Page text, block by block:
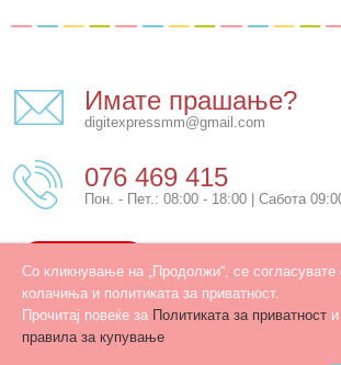
Со кликнување на „Продолжи“, се согласувате
колачиња и политиката за приватност.
Прочитај повеќе за Политиката за приватност и
правила за купување
Имате прашање?
digitexpressmm@gmail.com
076 469 415
Пон. - Пет.: 08:00 - 18:00 | Сабота